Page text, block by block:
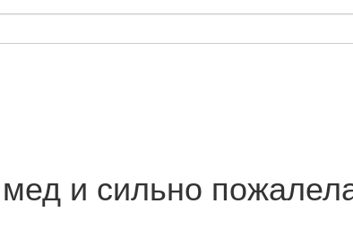
и сильно